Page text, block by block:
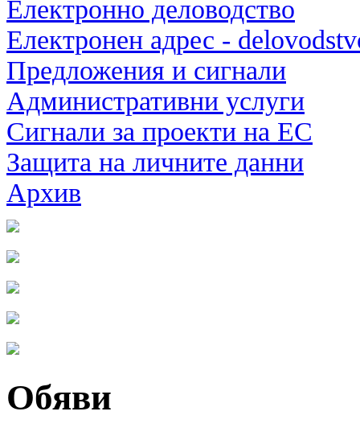
Електронно деловодство
Електронен адрес -
Предложения и сигнали
Административни услуги
Сигнали за проекти на ЕС
Защита на личните данни
Архив
Обяви